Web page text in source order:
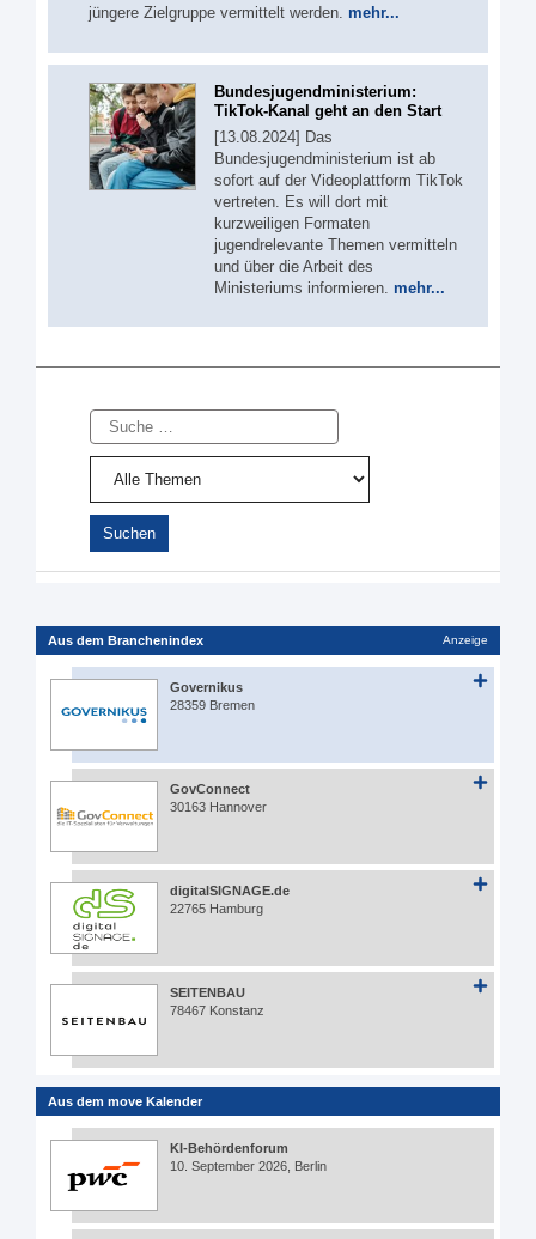
jüngere Zielgruppe vermittelt werden. mehr...
Bundesjugendministerium:
TikTok-Kanal geht an den Start
[13.08.2024] Das
Bundesjugendministerium ist ab
sofort auf der Videoplattform TikTok
vertreten. Es will dort mit
kurzweiligen Formaten
jugendrelevante Themen vermitteln
und über die Arbeit des
Ministeriums informieren. mehr...
Suche
Aus dem Branchenindex Anzeige
Governikus
28359 Bremen
GovConnect
30163 Hannover
digitalSIGNAGE.de
22765 Hamburg
SEITENBAU
78467 Konstanz
Aus dem move Kalender
KI-Behördenforum
10. September 2026, Berlin